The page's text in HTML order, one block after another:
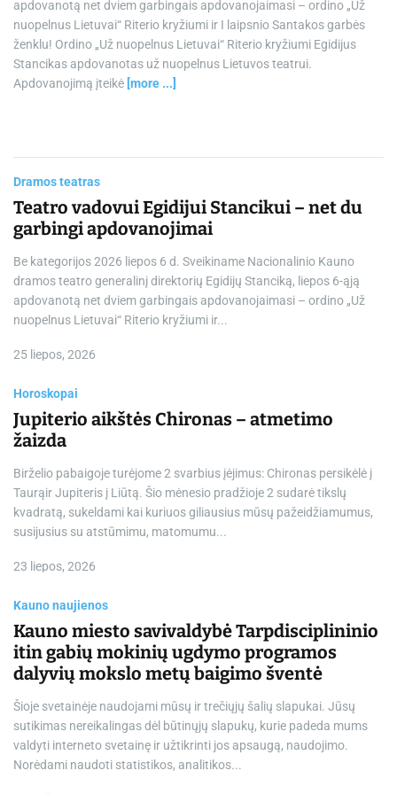
kvadratą, sukeldami kai kuriuos giliausius mūsų pažeidžiamumus,
susijusius su atstūmimu, matomumu ir baime būti nepriimtiems
tokiems, kokie esame. Šiam tranzitui išskirtinį skonį suteikia tai, kad
abi planetos ką tik įžengė į[more ...]
Dramos teatras
Teatro vadovui Egidijui Stancikui – net du
garbingi apdovanojimai
Be kategorijos 2026 liepos 6 d. Sveikiname Nacionalinio Kauno
dramos teatro generalinį direktorių Egidijų Stanciką, liepos 6-ąją
apdovanotą net dviem garbingais apdovanojaimasi – ordino „Už
nuopelnus Lietuvai“ Riterio kryžiumi ir...
25 liepos, 2026
Horoskopai
Jupiterio aikštės Chironas – atmetimo
žaizda
Birželio pabaigoje turėjome 2 svarbius įėjimus: Chironas persikėlė į
Taurąir Jupiteris į Liūtą. Šio mėnesio pradžioje 2 sudarė tikslų
kvadratą, sukeldami kai kuriuos giliausius mūsų pažeidžiamumus,
susijusius su atstūmimu, matomumu...
23 liepos, 2026
Kauno naujienos
Kauno miesto savivaldybė Tarpdisciplininio
itin gabių mokinių ugdymo programos
dalyvių mokslo metų baigimo šventė
Šioje svetainėje naudojami mūsų ir trečiųjų šalių slapukai. Jūsų
sutikimas nereikalingas dėl būtinųjų slapukų, kurie padeda mums
valdyti interneto svetainę ir užtikrinti jos apsaugą, naudojimo.
Norėdami naudoti statistikos, analitikos...